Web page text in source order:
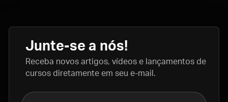
Junte-se a nós!
Receba novos artigos, vídeos e lançamentos de
cursos diretamente em seu e-mail.
Nome completo